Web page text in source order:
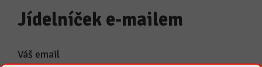
Jídelníček e-mailem
Váš email